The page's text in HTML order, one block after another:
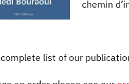
chemin
list of our